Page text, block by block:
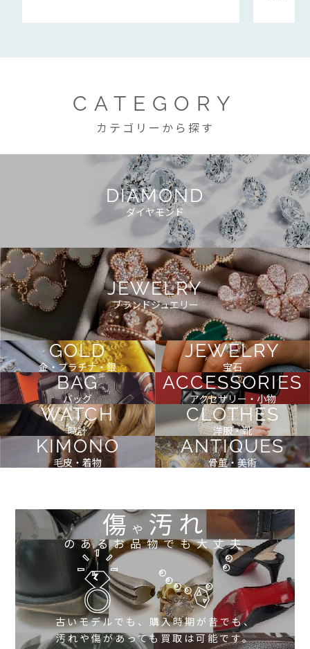
CATEGORY
カテゴリーから探す
DIAMOND
ダイヤモンド
JEWELRY
ブランドジュエリー
GOLD
金・プラチナ・銀
JEWELRY
宝石
BAG
バッグ
ACCESSORIES
アクセサリー・小物
WATCH
時計
CLOTHES
洋服・靴
KIMONO
毛皮・着物
ANTIQUES
骨董・美術
傷や 汚れ
のあるお品物でも大丈夫
古いモデルでも、購入時期が昔でも、
汚れや傷があっても買取は可能です。